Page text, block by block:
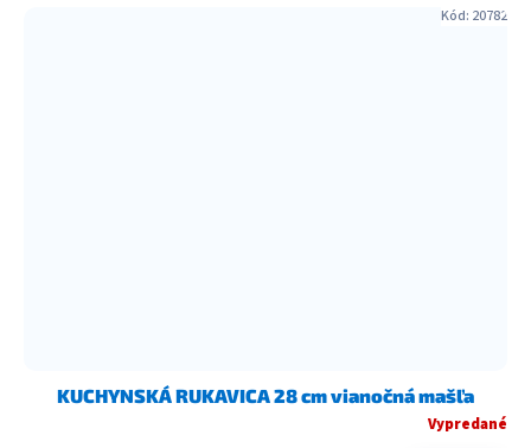
KUCHYNSKÁ RUKAVICA 28 cm vianočná mašľa
Vypredané
Kód: 20782